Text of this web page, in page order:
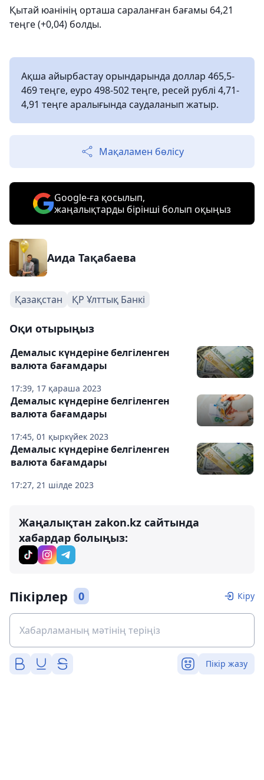
Қытай юанінің орташа сараланған бағамы 64,21
теңге (+0,04) болды.
Ақша айырбастау орындарында доллар 465,5-
469 теңге, еуро 498-502 теңге, ресей рублі 4,71-
4,91 теңге аралығында саудаланып жатыр.
Мақаламен бөлісу
Google-ға қосылып,
жаңалықтарды бірінші болып оқыңыз
Аида Тақабаева
Қазақстан ҚР Ұлттық Банкі
Оқи отырыңыз
17:39, 17 қараша 2023
Демалыс күндеріне белгіленген
валюта бағамдары
17:45, 01 қыркүйек 2023
Демалыс күндеріне белгіленген
валюта бағамдары
17:27, 21 шілде 2023
Демалыс күндеріне белгіленген
валюта бағамдары
Жаңалықтан zakon.kz сайтында
хабардар болыңыз:
Пікірлер 0 Кіру
Пікір жазу